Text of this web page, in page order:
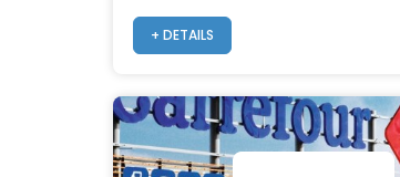
+ DETAILS